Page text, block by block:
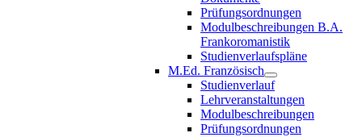
Prüfungsordnungen
Modulbeschreibungen B.A.
Frankoromanistik
Studienverlaufspläne
M.Ed. Französisch
Studienverlauf
Lehrveranstaltungen
Modulbeschreibungen
Prüfungsordnungen